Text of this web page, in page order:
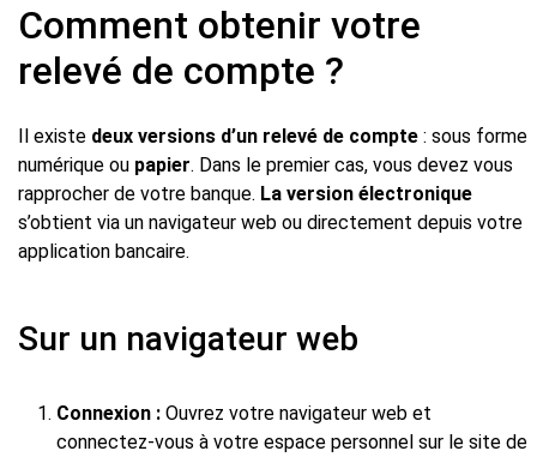
Comment obtenir votre
relevé de compte ?
Il existe deux versions d’un relevé de compte : sous forme
numérique ou papier. Dans le premier cas, vous devez vous
rapprocher de votre banque. La version électronique
s’obtient via un navigateur web ou directement depuis votre
application bancaire.
Sur un navigateur web
Connexion : Ouvrez votre navigateur web et
connectez-vous à votre espace personnel sur le site de